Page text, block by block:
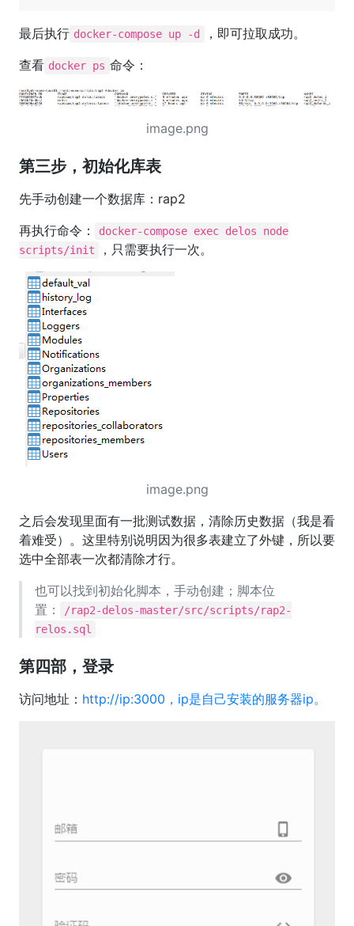
最后执行 docker-compose up -d
，即可拉取成功。
查看 docker ps 命令：
image.png
第三步，初始化库表
先手动创建一个数据库：rap2
再执行命令：
docker-compose exec delos node
scripts/init
，只需要执行一次。
image.png
之后会发现里面有一批测试数据，清除历史数据（我是看
着难受）。这里特别说明因为很多表建立了外键，所以要
选中全部表一次都清除才行。
也可以找到初始化脚本，手动创建；脚本位
置：
/rap2-delos-master/src/scripts/rap2-
relos.sql
第四部，登录
访问地址： http://ip:3000，ip是自己安装的服务器ip。